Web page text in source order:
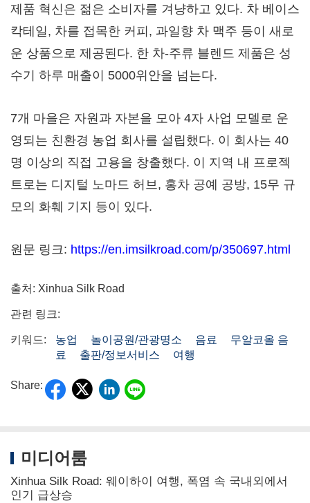
제품 혁신은 젊은 소비자를 겨냥하고 있다. 차 베이스
칵테일, 차를 접목한 커피, 과일향 차 맥주 등이 새로
운 상품으로 제공된다. 한 차-주류 블렌드 제품은 성
수기 하루 매출이 5000위안을 넘는다.
7개 마을은 자원과 자본을 모아 4자 사업 모델로 운
영되는 친환경 농업 회사를 설립했다. 이 회사는 40
명 이상의 직접 고용을 창출했다. 이 지역 내 프로젝
트로는 디지털 노마드 허브, 홍차 공예 공방, 15무 규
모의 화훼 기지 등이 있다.
원문 링크: https://en.imsilkroad.com/p/350697.html
출처: Xinhua Silk Road
관련 링크:
키워드: 농업 놀이공원/관광명소 음료
무알코올 음
료
출판/정보서비스 여행
Share:
미디어룸
Xinhua Silk Road: 웨이하이 여행, 폭염 속 국내외에서
인기 급상승